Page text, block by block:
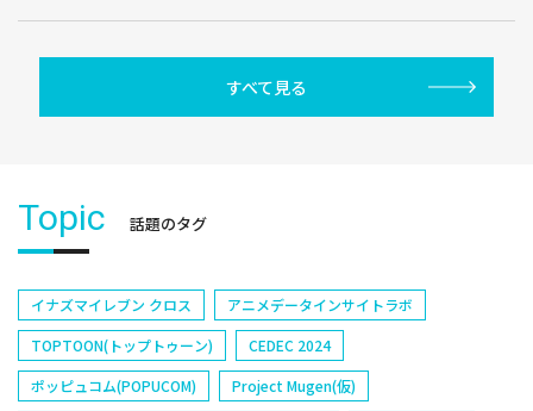
すべて見る
Topic 話題のタグ
イナズマイレブン クロス
アニメデータインサイトラボ
TOPTOON(トップトゥーン)
CEDEC 2024
ポッピュコム(POPUCOM)
Project Mugen(仮)